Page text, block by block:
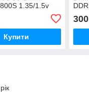
1.35/1.5v
Купити
300